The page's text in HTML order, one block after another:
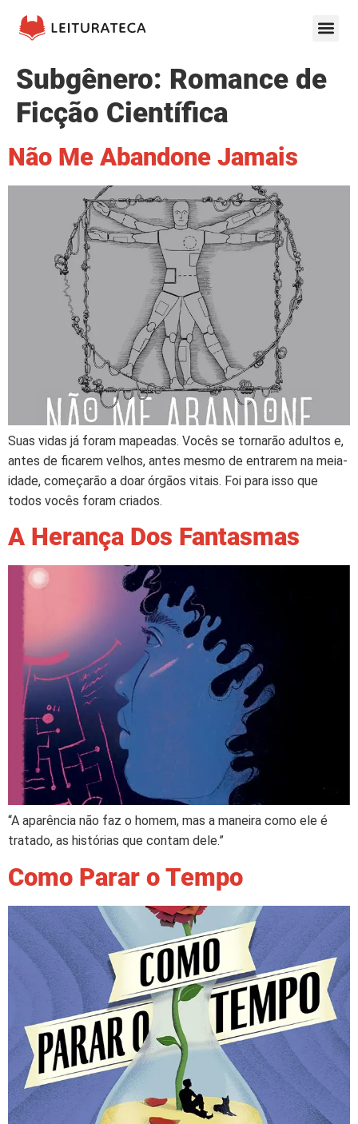
Subgênero: Romance de
Ficção Científica
Não Me Abandone Jamais
Suas vidas já foram mapeadas. Vocês se tornarão adultos e,
antes de ficarem velhos, antes mesmo de entrarem na meia-
idade, começarão a doar órgãos vitais. Foi para isso que
todos vocês foram criados.
A Herança Dos Fantasmas
“A aparência não faz o homem, mas a maneira como ele é
tratado, as histórias que contam dele.”
Como Parar o Tempo